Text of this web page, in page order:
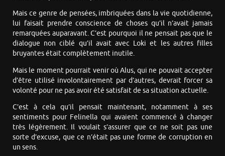
Mais ce genre de pensées, imbriquées dans la vie quotidienne,
lui faisait prendre conscience de choses qu’il n’avait jamais
remarquées auparavant. C’est pourquoi il ne pensait pas que le
dialogue non ciblé qu’il avait avec Loki et les autres filles
bruyantes était complètement inutile.
Mais le moment pourrait venir où Alus, qui ne pouvait accepter
d’être utilisé involontairement par d’autres, devrait forcer sa
volonté pour ne pas avoir été satisfait de sa situation actuelle.
C’est à cela qu’il pensait maintenant, notamment à ses
sentiments pour Felinella qui avaient commencé à changer
très légèrement. Il voulait s’assurer que ce ne soit pas une
sorte d’excuse, que ce n’était pas une forme de corruption en
un sens.